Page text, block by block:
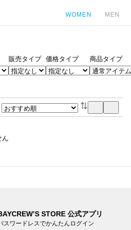
WOMEN MEN
販売タイプ 価格タイプ 商品タイプ
ん
STORE 公式アプリ
スワードレスでかんたんログイン